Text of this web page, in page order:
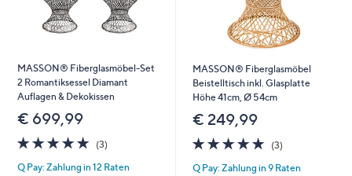
MASSON® Fiberglasmöbel-Set
2 Romantiksessel Diamant
Auflagen & Dekokissen
€ 699,99
5.0
von
5
(3)3
Q Pay: Zahlung in 12 Raten
MASSON® Fiberglasmöbel
Beistelltisch inkl. Glasplatte
Höhe 41cm, Ø 54cm
€ 249,99
5.0
von
5
(3)3
Q Pay: Zahlung in 9 Raten